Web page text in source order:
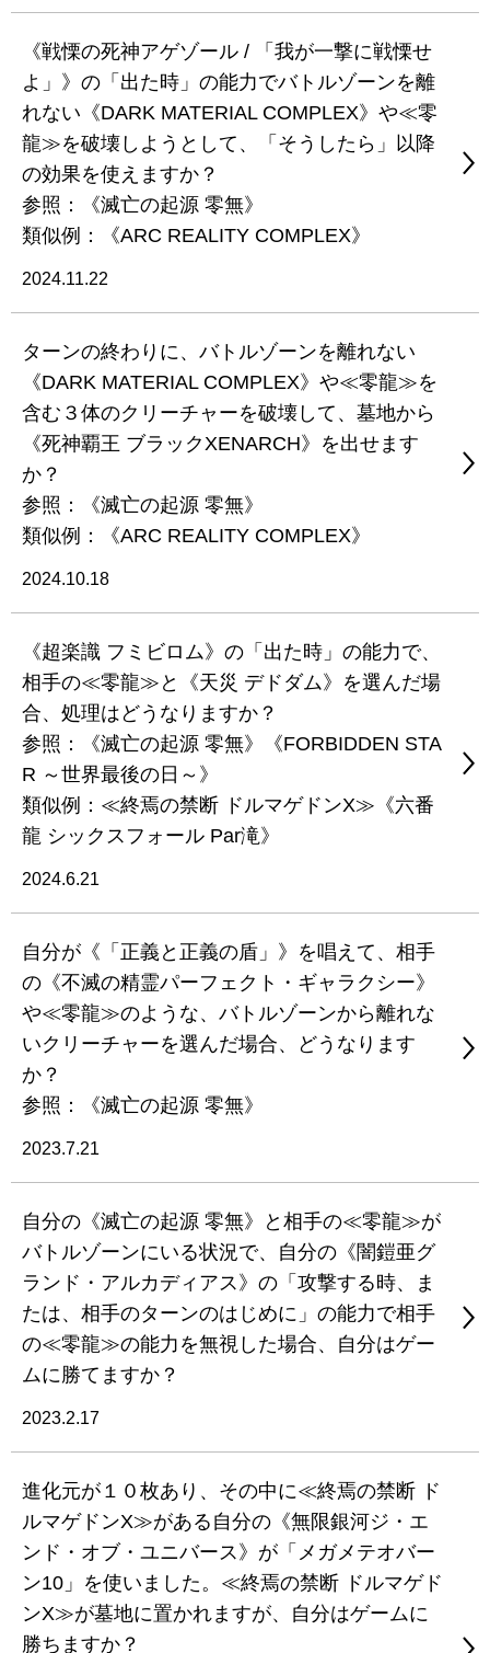
《戦慄の死神アゲゾール / 「我が一撃に戦慄せ
よ」》の「出た時」の能力でバトルゾーンを離
れない《DARK MATERIAL COMPLEX》や≪零
龍≫を破壊しようとして、「そうしたら」以降
の効果を使えますか？
参照：《滅亡の起源 零無》
類似例：《ARC REALITY COMPLEX》
2024.11.22
ターンの終わりに、バトルゾーンを離れない
《DARK MATERIAL COMPLEX》や≪零龍≫を
含む３体のクリーチャーを破壊して、墓地から
《死神覇王 ブラックXENARCH》を出せます
か？
参照：《滅亡の起源 零無》
類似例：《ARC REALITY COMPLEX》
2024.10.18
《超楽識 フミビロム》の「出た時」の能力で、
相手の≪零龍≫と《天災 デドダム》を選んだ場
合、処理はどうなりますか？
参照：《滅亡の起源 零無》《FORBIDDEN STA
R ～世界最後の日～》
類似例：≪終焉の禁断 ドルマゲドンX≫《六番
龍 シックスフォール Par滝》
2024.6.21
自分が《「正義と正義の盾」》を唱えて、相手
の《不滅の精霊パーフェクト・ギャラクシー》
や≪零龍≫のような、バトルゾーンから離れな
いクリーチャーを選んだ場合、どうなります
か？
参照：《滅亡の起源 零無》
2023.7.21
自分の《滅亡の起源 零無》と相手の≪零龍≫が
バトルゾーンにいる状況で、自分の《闇鎧亜グ
ランド・アルカディアス》の「攻撃する時、ま
たは、相手のターンのはじめに」の能力で相手
の≪零龍≫の能力を無視した場合、自分はゲー
ムに勝てますか？
2023.2.17
進化元が１０枚あり、その中に≪終焉の禁断 ド
ルマゲドンX≫がある自分の《無限銀河ジ・エ
ンド・オブ・ユニバース》が「メガメテオバー
ン10」を使いました。≪終焉の禁断 ドルマゲド
ンX≫が墓地に置かれますが、自分はゲームに
勝ちますか？